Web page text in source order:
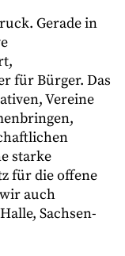
Gerade in
für Bürger. Das
Vereine
starke
für die offene
auch
Sachsen-